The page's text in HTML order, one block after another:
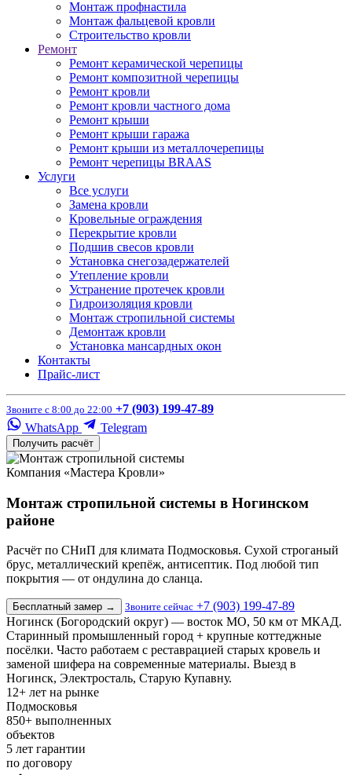
Монтаж профнастила
Монтаж фальцевой кровли
Строительство кровли
Ремонт
Ремонт керамической черепицы
Ремонт композитной черепицы
Ремонт кровли
Ремонт кровли частного дома
Ремонт крыши
Ремонт крыши гаража
Ремонт крыши из металлочерепицы
Ремонт черепицы BRAAS
Услуги
Все услуги
Замена кровли
Кровельные ограждения
Перекрытие кровли
Подшив свесов кровли
Установка снегозадержателей
Утепление кровли
Устранение протечек кровли
Гидроизоляция кровли
Монтаж стропильной системы
Демонтаж кровли
Установка мансардных окон
Контакты
Прайс-лист
Звоните с 8:00 до 22:00 +7 (903) 199-47-89
WhatsApp
Telegram
Получить расчёт
Компания «Мастера Кровли»
Монтаж стропильной системы в Ногинском
районе
Расчёт по СНиП для климата Подмосковья. Сухой строганый
брус, металлический крепёж, антисептик. Под любой тип
покрытия — от ондулина до сланца.
Бесплатный замер → Звоните сейчас +7 (903) 199-47-89
Ногинск (Богородский округ) — восток МО, 50 км от МКАД.
Старинный промышленный город + крупные коттеджные
посёлки. Часто работаем с реставрацией старых кровель и
заменой шифера на современные материалы. Выезд в
Ногинск, Электросталь, Старую Купавну.
12+ лет на рынке
Подмосковья
850+ выполненных
объектов
5 лет гарантии
по договору